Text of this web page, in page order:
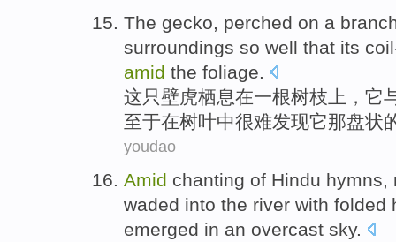
The gecko, perched on a
surroundings so well that its
amid the foliage.
这只壁虎栖息在一根树枝上 ， 它
至于在树叶中很难发现它那盘状
youdao
Amid chanting of Hindu hymns,
waded into the river with folded
emerged in an overcast sky.